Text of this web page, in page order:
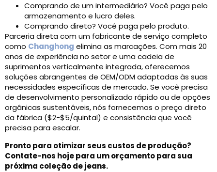
Comprando de um intermediário? Você paga pelo
armazenamento e lucro deles.
Comprando direto? Você paga pelo produto.
Parceria direta com um fabricante de serviço completo
como Changhong elimina as marcações. Com mais 20
anos de experiência no setor e uma cadeia de
suprimentos verticalmente integrada, oferecemos
soluções abrangentes de OEM/ODM adaptadas às suas
necessidades específicas de mercado. Se você precisa
de desenvolvimento personalizado rápido ou de opções
orgânicas sustentáveis, nós fornecemos o preço direto
da fábrica ($2-$5/quintal) e consistência que você
precisa para escalar.
Pronto para otimizar seus custos de produção?
Contate-nos hoje para um orçamento para sua
próxima coleção de jeans.